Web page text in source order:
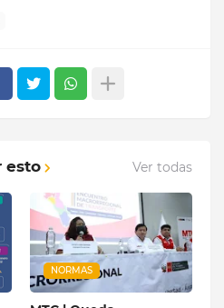
esto Ver todas
NORMAS